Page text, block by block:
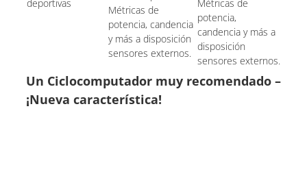
deportivas
Métricas de
potencia, candencia
y más a disposición
sensores externos.
Métricas de
potencia,
candencia y más a
disposición
sensores externos.
Un Ciclocomputador muy recomendado –
¡Nueva característica!